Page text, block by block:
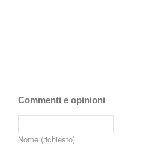
Commenti e opinioni
Nome (richiesto)